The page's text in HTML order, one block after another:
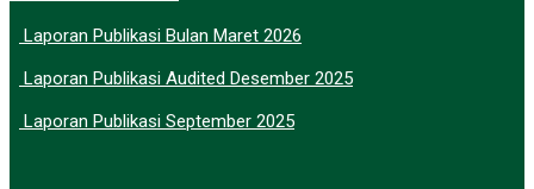
Laporan Publikasi Bulan Maret 2026
Laporan Publikasi Audited Desember 2025
Laporan Publikasi September 2025